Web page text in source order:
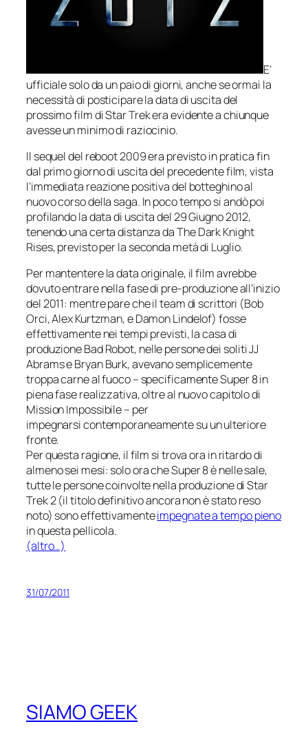
E’
ufficiale solo da un paio di giorni, anche se ormai la
necessità di posticipare la data di uscita del
prossimo film diStar Trekera evidente a chiunque
avesse un minimo di raziocinio.
Il sequel del reboot 2009 era previsto in pratica fin
dal primo giorno di uscita del precedente film, vista
l’immediata reazione positiva del botteghino al
nuovo corso della saga. In poco tempo si andò poi
profilando la data di uscita del 29 Giugno 2012,
tenendo una certa distanza daThe Dark Knight
Rises, previsto per la seconda metà di Luglio.
Per mantentere la data originale, il film avrebbe
dovuto entrare nella fase di pre-produzione all’inizio
del 2011: mentre pare che il team di scrittori (Bob
Orci, Alex Kurtzman, e Damon Lindelof) fosse
effettivamente nei tempi previsti, la casa di
produzioneBad Robot, nelle persone dei soliti JJ
Abrams e Bryan Burk, avevano semplicemente
troppa carne al fuoco – specificamenteSuper 8in
piena fase realizzativa, oltre al nuovo capitolo di
Mission Impossibile– per
impegnarsi contemporaneamente su un ulteriore
fronte.
Per questa ragione, il film si trova ora in ritardo di
almeno sei mesi: solo ora cheSuper 8è nelle sale,
tutte le persone coinvolte nella produzione diStar
Trek 2(il titolo definitivo ancora non è stato reso
noto) sono effettivamenteimpegnate a tempo pieno
in questa pellicola.
(altro…)
31/07/2011
SIAMO GEEK